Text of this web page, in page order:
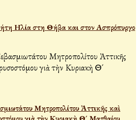
Ηλία στη Θήβα και στον Ασπρόπυργο
Μητροπολίτου Ἀττικῆς καὶ